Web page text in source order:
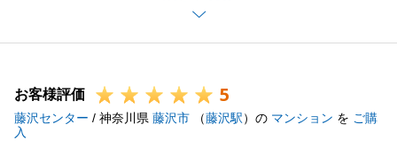
ご契約からお引渡し日までが少し長かったですが、タ
イムリーにご連絡をして頂いていたため、大変スムー
今後も何かお困りごと等ございましたら、お気軽にご
連絡くださいませ。
お客様評価 5
藤沢センター / 神奈川県 藤沢市 （藤沢駅）の マンション を ご購
入